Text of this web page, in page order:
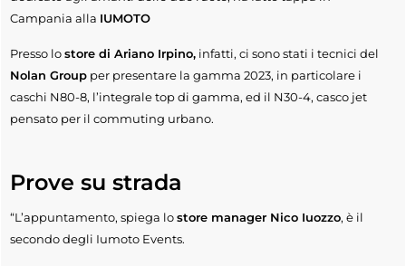
Campania alla IUMOTO
Presso lostore di Ariano Irpino, infatti, ci sono stati i tecnici del
Nolan Group per presentare la gamma 2023, in particolare i
caschi N80-8, l’integrale top di gamma, ed il N30-4, casco jet
pensato per il commuting urbano.
Prove su strada
“L’appuntamento, spiega lostore manager Nico Iuozzo, è il
secondo degli Iumoto Events.